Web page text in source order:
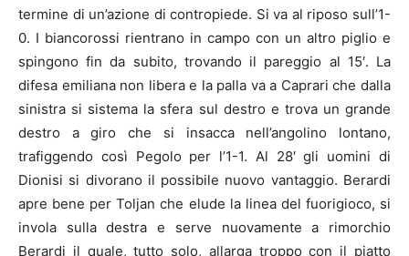
termine di un’azione di contropiede. Si va al riposo sull’1-
0. I biancorossi rientrano in campo con un altro piglio e
spingono fin da subito, trovando il pareggio al 15′. La
difesa emiliana non libera e la palla va a Caprari che dalla
sinistra si sistema la sfera sul destro e trova un grande
destro a giro che si insacca nell’angolino lontano,
trafiggendo così Pegolo per l’1-1. Al 28′ gli uomini di
Dionisi si divorano il possibile nuovo vantaggio. Berardi
apre bene per Toljan che elude la linea del fuorigioco, si
invola sulla destra e serve nuovamente a rimorchio
Berardi il quale, tutto solo, allarga troppo con il piatto